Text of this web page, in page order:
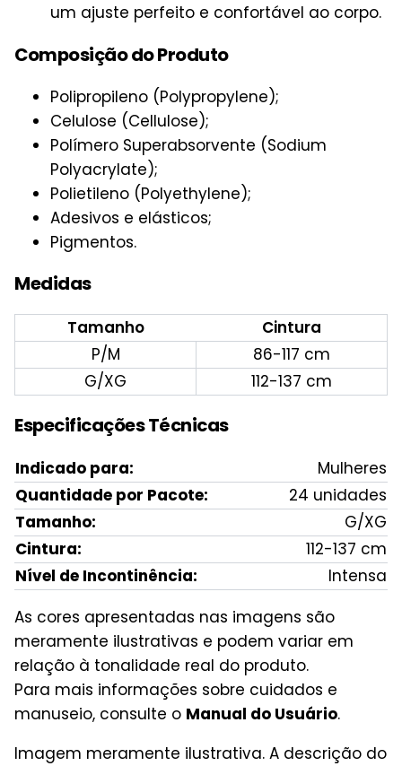
um ajuste perfeito e confortável ao corpo.
Composição do Produto
Polipropileno (Polypropylene);
Celulose (Cellulose);
Polímero Superabsorvente (Sodium
Polyacrylate);
Polietileno (Polyethylene);
Adesivos e elásticos;
Pigmentos.
Medidas
Tamanho
Cintura
P/M
86-117 cm
G/XG
112-137 cm
Especificações Técnicas
Indicado para:
Mulheres
Quantidade por Pacote:
24 unidades
Tamanho:
G/XG
Cintura:
112-137 cm
Nível de Incontinência:
Intensa
As cores apresentadas nas imagens são
meramente ilustrativas e podem variar em
relação à tonalidade real do produto.
Para mais informações sobre cuidados e
manuseio, consulte o Manual do Usuário.
Imagem meramente ilustrativa. A descrição do